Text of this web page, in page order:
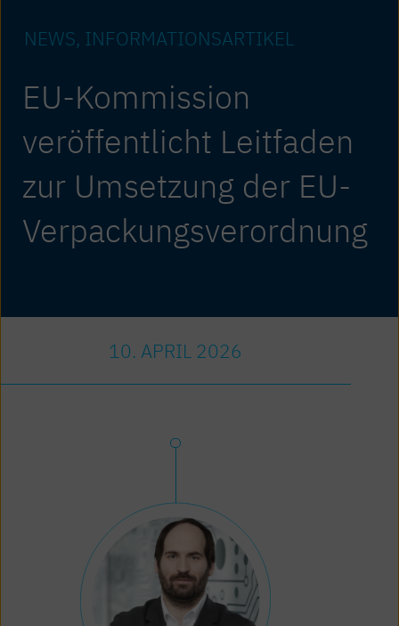
NEWS INFORMATIONS­ARTIKEL
EU-Kommission
veröffentlicht Leitfaden
zur Umsetzung der EU-
Verpackungsverordnung
10. APRIL 2026